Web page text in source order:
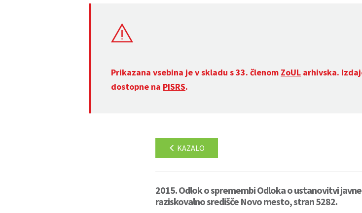
Prikazana vsebina je v skladu s 33. členom ZoUL arhivska.
dostopne na PISRS.
KAZALO
2015. Odlok o spremembi Odloka o ustanovitvi
raziskovalno središče Novo mesto, stran 5282.